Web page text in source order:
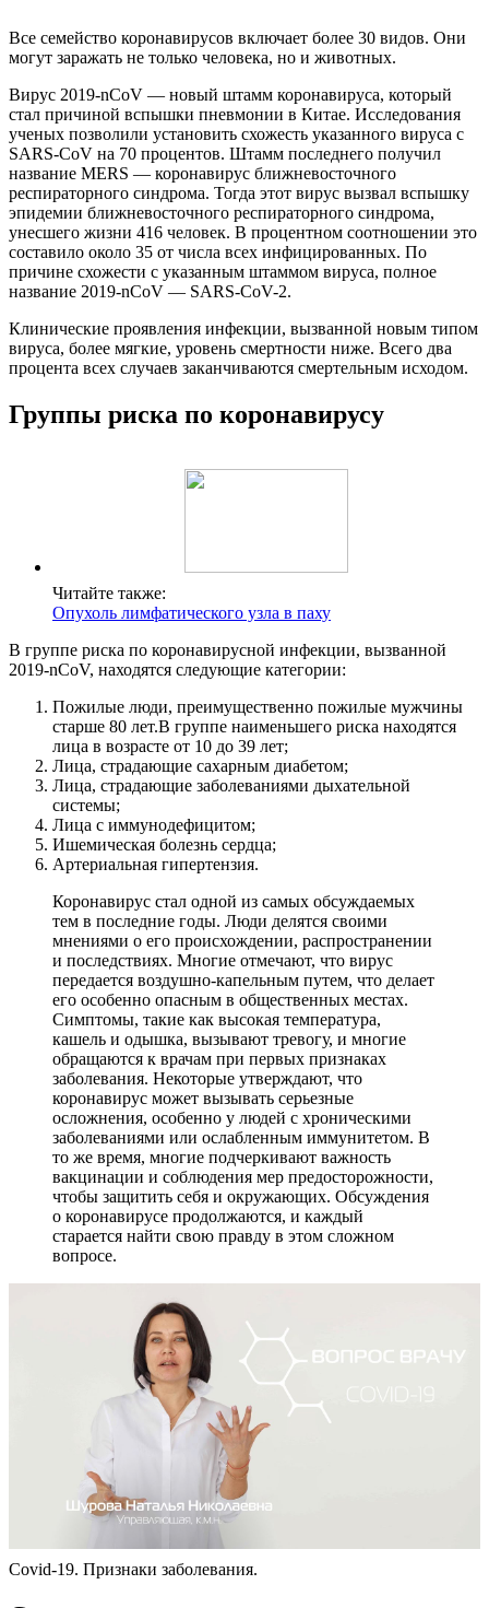
Все семейство коронавирусов включает более 30 видов. Они
могут заражать не только человека, но и животных.
Вирус 2019-nCoV — новый штамм коронавируса, который
стал причиной вспышки пневмонии в Китае. Исследования
ученых позволили установить схожесть указанного вируса с
SARS-CoV на 70 процентов. Штамм последнего получил
название MERS — коронавирус ближневосточного
респираторного синдрома. Тогда этот вирус вызвал вспышку
эпидемии ближневосточного респираторного синдрома,
унесшего жизни 416 человек. В процентном соотношении это
составило около 35 от числа всех инфицированных. По
причине схожести с указанным штаммом вируса, полное
название 2019-nCoV — SARS-CoV-2.
Клинические проявления инфекции, вызванной новым типом
вируса, более мягкие, уровень смертности ниже. Всего два
процента всех случаев заканчиваются смертельным исходом.
Группы риска по коронавирусу
Читайте также:
Опухоль лимфатического узла в паху
В группе риска по коронавирусной инфекции, вызванной
2019-nCoV, находятся следующие категории:
Пожилые люди, преимущественно пожилые мужчины
старше 80 лет.В группе наименьшего риска находятся
лица в возрасте от 10 до 39 лет;
Лица, страдающие сахарным диабетом;
Лица, страдающие заболеваниями дыхательной
системы;
Лица с иммунодефицитом;
Ишемическая болезнь сердца;
Артериальная гипертензия.
Коронавирус стал одной из самых обсуждаемых
тем в последние годы. Люди делятся своими
мнениями о его происхождении, распространении
и последствиях. Многие отмечают, что вирус
передается воздушно-капельным путем, что делает
его особенно опасным в общественных местах.
Симптомы, такие как высокая температура,
кашель и одышка, вызывают тревогу, и многие
обращаются к врачам при первых признаках
заболевания. Некоторые утверждают, что
коронавирус может вызывать серьезные
осложнения, особенно у людей с хроническими
заболеваниями или ослабленным иммунитетом. В
то же время, многие подчеркивают важность
вакцинации и соблюдения мер предосторожности,
чтобы защитить себя и окружающих. Обсуждения
о коронавирусе продолжаются, и каждый
старается найти свою правду в этом сложном
вопросе.
Covid-19. Признаки заболевания.